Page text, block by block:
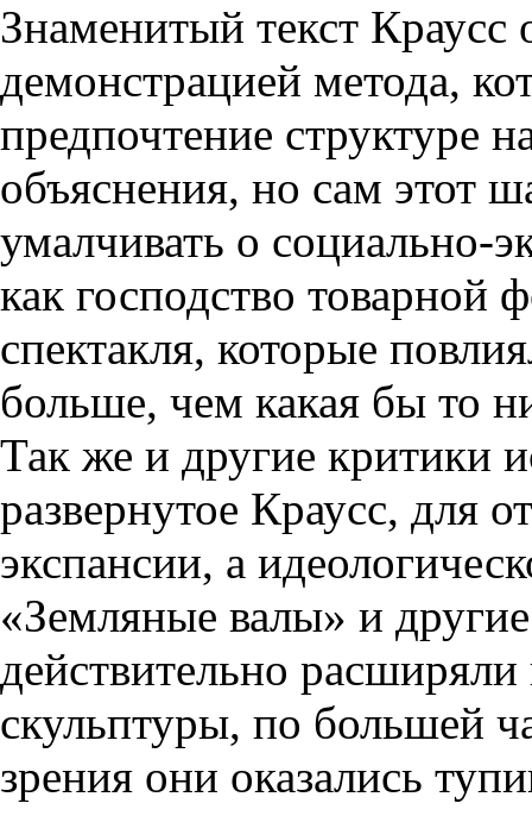
Знаменитый текст Краусс
демонстрацией метода,
предпочтение структуре
объяснения, но сам этот
умалчивать о социально-
как господство товарной
спектакля, которые
больше, чем какая бы то
Так же и другие критики
развернутое Краусс, для
экспансии, а
«Земляные валы» и
действительно
скульптуры, по большей
зрения они оказались